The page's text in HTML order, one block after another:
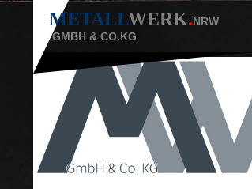
METALLWERK.NRW
GMBH & CO.KG